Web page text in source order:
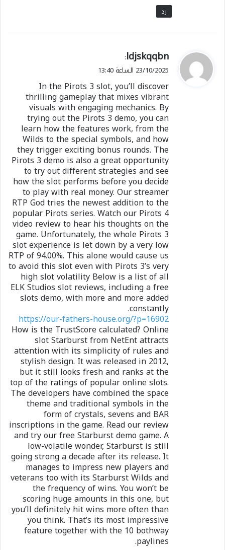
رد
ي
ق
ل
ldjskqqbn
:
23/10/2025 الساعة 13:40
In the Pirots 3 slot, you’ll discover
thrilling gameplay that mixes vibrant
visuals with engaging mechanics. By
trying out the Pirots 3 demo, you can
learn how the features work, from the
Wilds to the special symbols, and how
they trigger exciting bonus rounds. The
Pirots 3 demo is also a great opportunity
to try out different strategies and see
how the slot performs before you decide
to play with real money. Our streamer
RTP God tries the newest addition to the
popular Pirots series. Watch our Pirots 4
video review to hear his thoughts on the
game. Unfortunately, the whole Pirots 3
slot experience is let down by a very low
RTP of 94.00%. This alone would cause us
to avoid this slot even with Pirots 3’s very
high slot volatility Below is a list of all
ELK Studios slot reviews, including a free
slots demo, with more and more added
constantly.
https://our-fathers-house.org/?p=16902
How is the TrustScore calculated? Online
slot Starburst from NetEnt attracts
attention with its simplicity of rules and
stylish design. It was released in 2012,
but it still looks fresh and ranks at the
top of the ratings of popular online slots.
The developers have combined the space
theme and traditional symbols in the
form of crystals, sevens and BAR
inscriptions in the game. Read our review
and try our free Starburst demo game. A
low-volatile wonder, Starburst is still
going strong a decade after its release. It
manages to impress new players and
veterans too with its Starburst Wilds and
the frequency of wins. You won’t be
scoring huge amounts in this one, but
you’ll definitely hit wins more often than
you think. That’s its most impressive
feature together with the 10 bothway
paylines.